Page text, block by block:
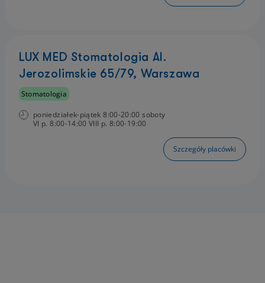
LUX MED Stomatologia Al.
Jerozolimskie 65/79, Warszawa
Stomatologia
poniedziałek-piątek 8:00-20:00 soboty
VI p. 8:00-14:00 VIII p. 8:00-19:00
Szczegóły placówki